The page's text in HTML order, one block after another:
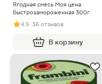
Ягодная смесь Моя цена
быстрозамороженная 300г
4.5· 36 отзывов
В корзину